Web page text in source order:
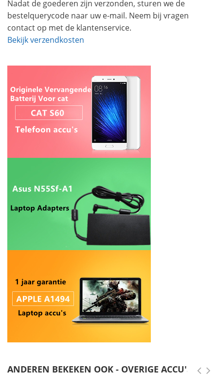
Nadat de goederen zijn verzonden, sturen we de
bestelquerycode naar uw e-mail. Neem bij vragen
contact op met de klantenservice.
Bekijk verzendkosten
ANDEREN BEKEKEN OOK - OVERIGE ACCU'S